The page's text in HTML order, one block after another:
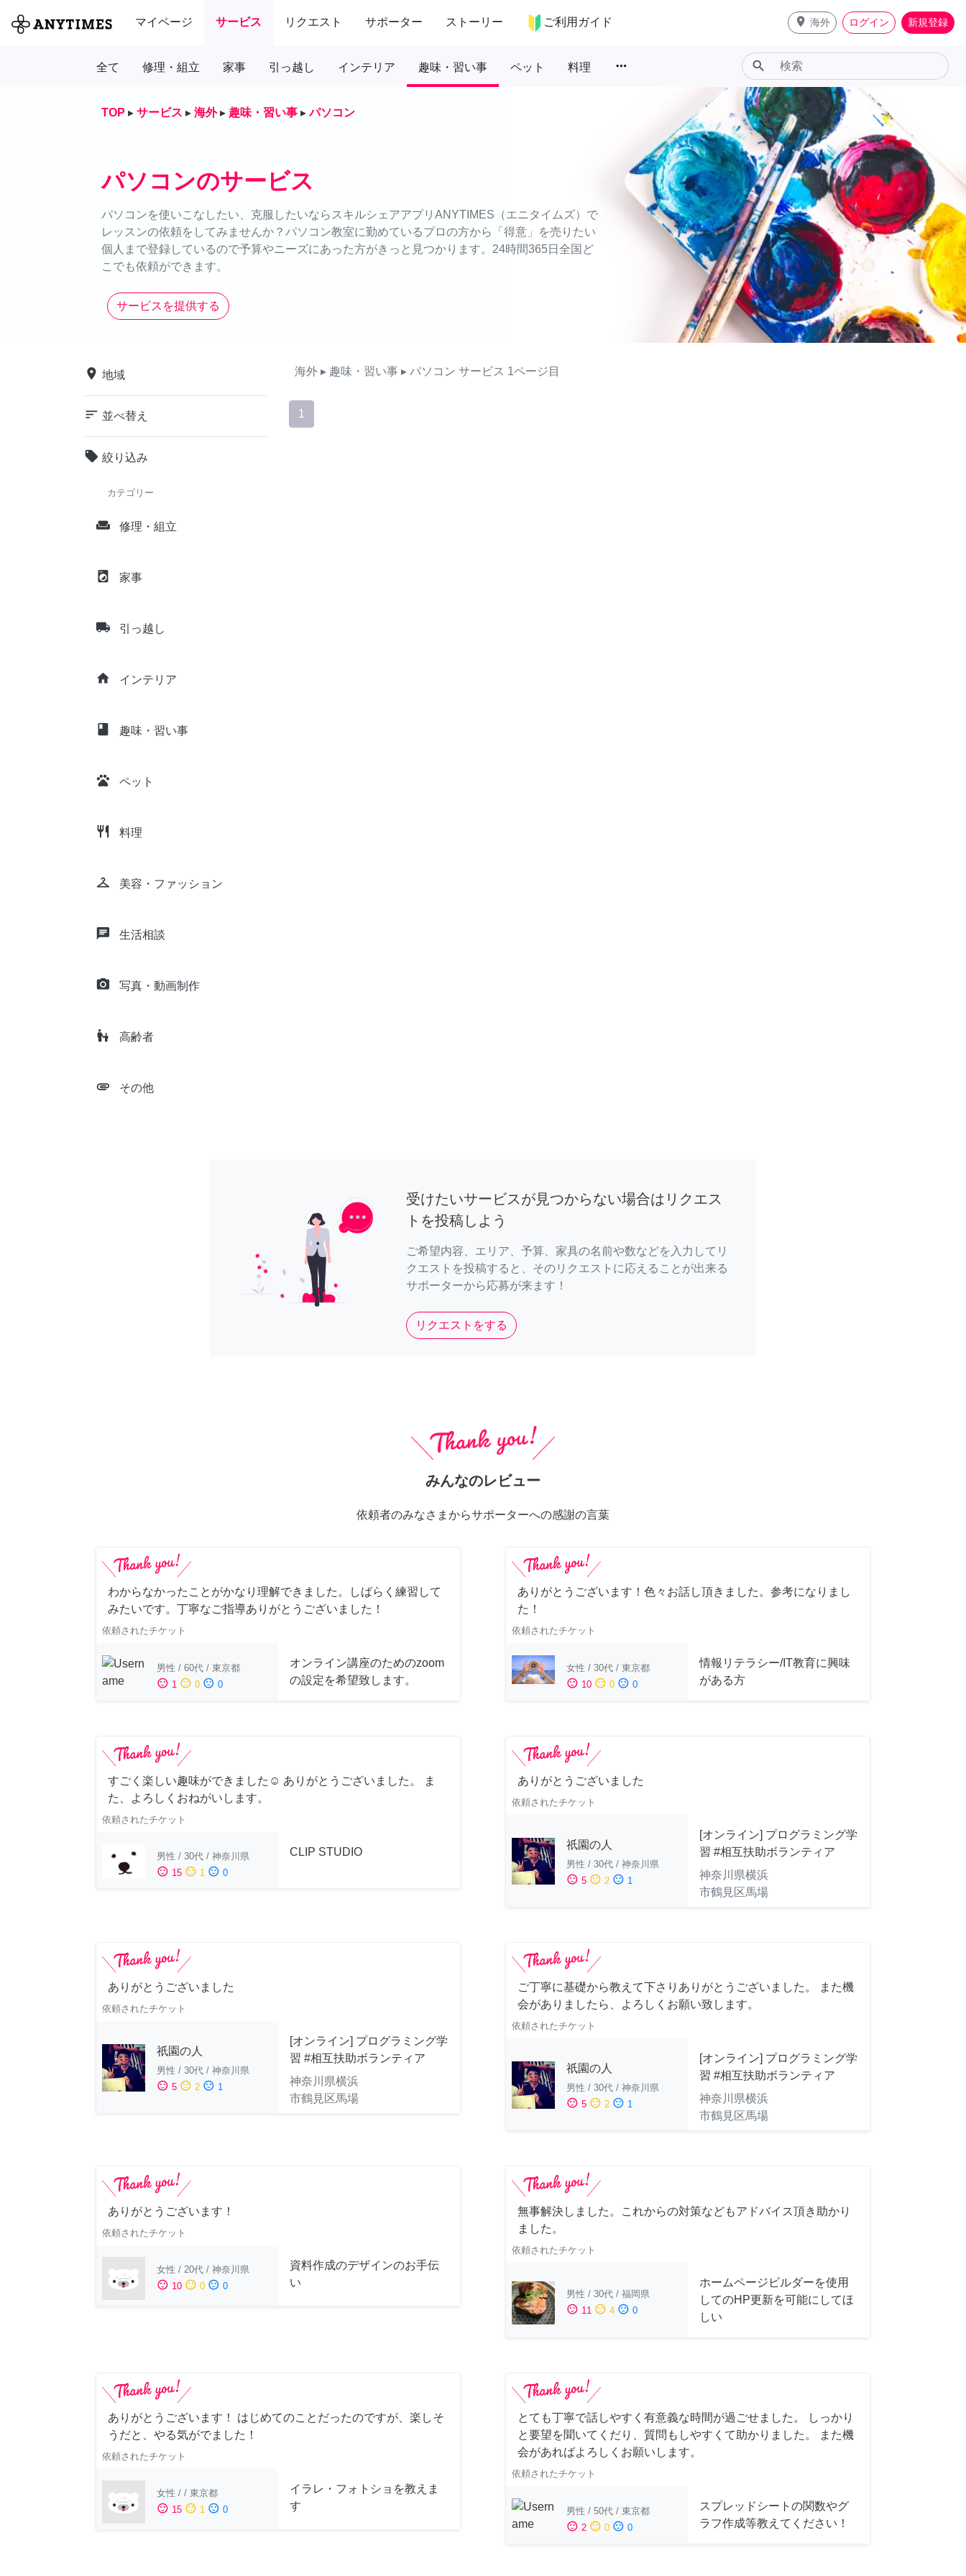
マイページ サービス リクエスト サポーター ストーリー ご利用ガイド place 海外 ログイン 新規登録
全て 修理・組立 家事 引っ越し インテリア 趣味・習い事 ペット 料理 more_horiz search
TOP ▸ サービス ▸ 海外 ▸ 趣味・習い事 ▸ パソコン
パソコンのサービス
パソコンを使いこなしたい、克服したいならスキルシェアアプリANYTIMES（エニタイムズ）で
レッスンの依頼をしてみませんか？パソコン教室に勤めているプロの方から「得意」を売りたい
個人まで登録しているので予算やニーズにあった方がきっと見つかります。24時間365日全国ど
こでも依頼ができます。
サービスを提供する
place 地域
sort 並べ替え
local_offer 絞り込み
カテゴリー
weekend 修理・組立
local_laundry_service 家事
local_shipping 引っ越し
home インテリア
class 趣味・習い事
pets ペット
restaurant 料理
checkroom 美容・ファッション
chat 生活相談
camera_alt 写真・動画制作
escalator_warning 高齢者
attachment その他
海外 ▸ 趣味・習い事 ▸ パソコン サービス 1ページ目
1
受けたいサービスが見つからない場合はリクエス
トを投稿しよう
ご希望内容、エリア、予算、家具の名前や数などを入力してリ
クエストを投稿すると、そのリクエストに応えることが出来る
サポーターから応募が来ます！
リクエストをする
みんなのレビュー
依頼者のみなさまからサポーターへの感謝の言葉
わからなかったことがかなり理解できました。しばらく練習して
みたいです。丁寧なご指導ありがとうございました！
依頼されたチケット
男性 / 60代 / 東京都
sentiment_satisfied 1 sentiment_neutral 0 sentiment_dissatisfied 0
オンライン講座のためのzoom
の設定を希望致します。
ありがとうございます！色々お話し頂きました。参考になりまし
た！
依頼されたチケット
女性 / 30代 / 東京都
sentiment_satisfied 10 sentiment_neutral 0 sentiment_dissatisfied 0
情報リテラシー/IT教育に興味
がある方
すごく楽しい趣味ができました☺︎ ありがとうございました。 ま
た、よろしくおねがいします。
依頼されたチケット
男性 / 30代 / 神奈川県
sentiment_satisfied 15 sentiment_neutral 1 sentiment_dissatisfied 0
CLIP STUDIO
ありがとうございました
依頼されたチケット
祇園の人
男性 / 30代 / 神奈川県
sentiment_satisfied 5 sentiment_neutral 2 sentiment_dissatisfied 1
[オンライン] プログラミング学
習 #相互扶助ボランティア
神奈川県横浜
市鶴見区馬場
ありがとうございました
依頼されたチケット
祇園の人
男性 / 30代 / 神奈川県
sentiment_satisfied 5 sentiment_neutral 2 sentiment_dissatisfied 1
[オンライン] プログラミング学
習 #相互扶助ボランティア
神奈川県横浜
市鶴見区馬場
ご丁寧に基礎から教えて下さりありがとうございました。 また機
会がありましたら、よろしくお願い致します。
依頼されたチケット
祇園の人
男性 / 30代 / 神奈川県
sentiment_satisfied 5 sentiment_neutral 2 sentiment_dissatisfied 1
[オンライン] プログラミング学
習 #相互扶助ボランティア
神奈川県横浜
市鶴見区馬場
ありがとうございます！
依頼されたチケット
女性 / 20代 / 神奈川県
sentiment_satisfied 10 sentiment_neutral 0 sentiment_dissatisfied 0
資料作成のデザインのお手伝
い
無事解決しました。これからの対策などもアドバイス頂き助かり
ました。
依頼されたチケット
男性 / 30代 / 福岡県
sentiment_satisfied 11 sentiment_neutral 4 sentiment_dissatisfied 0
ホームページビルダーを使用
してのHP更新を可能にしてほ
しい
ありがとうございます！ はじめてのことだったのですが、楽しそ
うだと、やる気がでました！
依頼されたチケット
女性 / / 東京都
sentiment_satisfied 15 sentiment_neutral 1 sentiment_dissatisfied 0
イラレ・フォトショを教えま
す
とても丁寧で話しやすく有意義な時間が過ごせました。 しっかり
と要望を聞いてくだり、質問もしやすくて助かりました。 また機
会があればよろしくお願いします。
依頼されたチケット
男性 / 50代 / 東京都
sentiment_satisfied 2 sentiment_neutral 0 sentiment_dissatisfied 0
スプレッドシートの関数やグ
ラフ作成等教えてください！